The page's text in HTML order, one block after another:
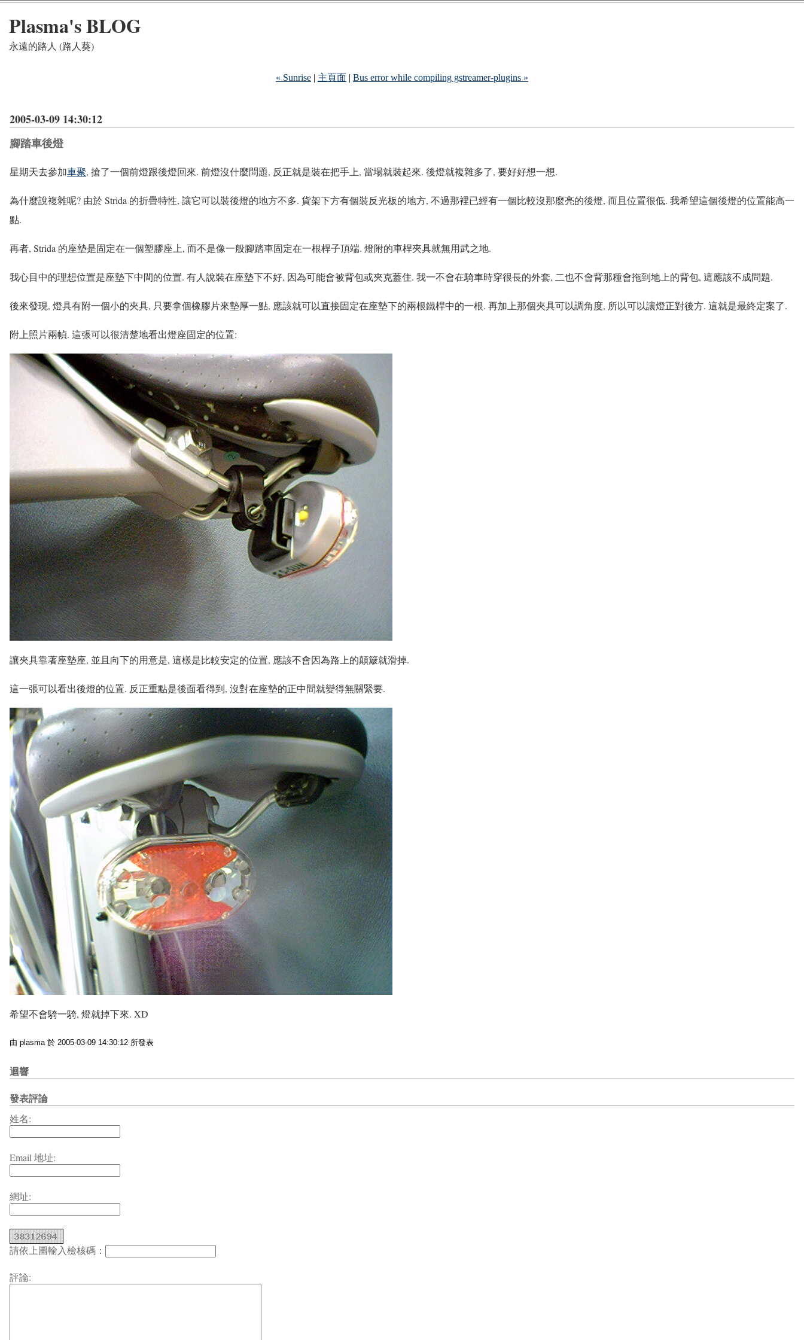
Plasma's BLOG
永遠的路人 (路人葵)
« Sunrise | 主頁面 | Bus error while compiling gstreamer-plugins »
2005-03-09 14:30:12
腳踏車後燈
星期天去參加車聚, 搶了一個前燈跟後燈回來. 前燈沒什麼問題, 反正就是裝在把手上, 當場就裝起來. 後燈就複雜多了, 要好好想一想.
為什麼說複雜呢? 由於 Strida 的折疊特性, 讓它可以裝後燈的地方不多. 貨架下方有個裝反光板的地方, 不過那裡已經有一個比較沒那麼亮的後燈, 而且位置很低. 我希望這個後燈的位置能高一
點.
再者, Strida 的座墊是固定在一個塑膠座上, 而不是像一般腳踏車固定在一根桿子頂端. 燈附的車桿夾具就無用武之地.
我心目中的理想位置是座墊下中間的位置. 有人說裝在座墊下不好, 因為可能會被背包或夾克蓋住. 我一不會在騎車時穿很長的外套, 二也不會背那種會拖到地上的背包, 這應該不成問題.
後來發現, 燈具有附一個小的夾具, 只要拿個橡膠片來墊厚一點, 應該就可以直接固定在座墊下的兩根鐵桿中的一根. 再加上那個夾具可以調角度, 所以可以讓燈正對後方. 這就是最終定案了.
附上照片兩幀. 這張可以很清楚地看出燈座固定的位置:
讓夾具靠著座墊座, 並且向下的用意是, 這樣是比較安定的位置, 應該不會因為路上的顛簸就滑掉.
這一張可以看出後燈的位置. 反正重點是後面看得到, 沒對在座墊的正中間就變得無關緊要.
希望不會騎一騎, 燈就掉下來. XD
由 plasma 於 2005-03-09 14:30:12 所發表
迴響
發表評論
姓名:
Email 地址:
網址:
請依上圖輸入檢核碼：
評論: